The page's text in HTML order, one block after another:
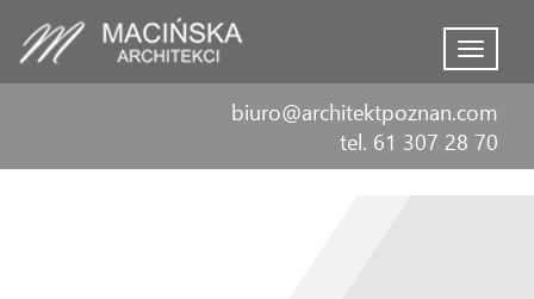
Menu
biuro@architektpoznan.com
tel. 61 307 28 70